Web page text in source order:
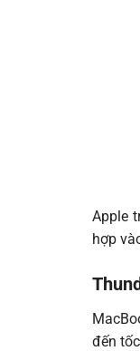
Apple
hợp
đến